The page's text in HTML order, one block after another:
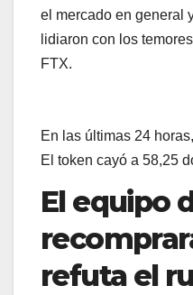
el mercado en general
lidiaron con los
FTX.
En las últimas 24 horas,
El token cayó a 58,25
El equipo
refuta el